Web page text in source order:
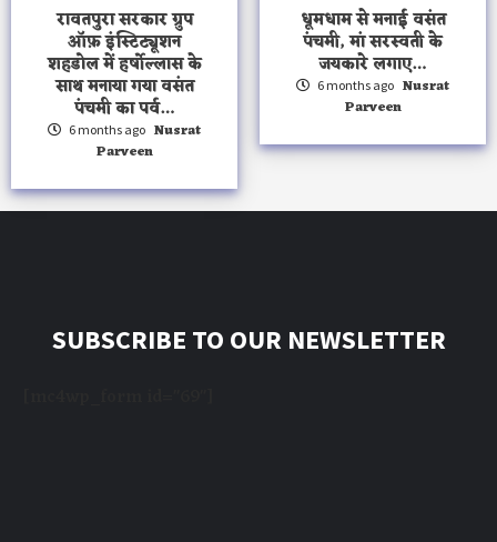
रावतपुरा सरकार ग्रुप
ऑफ़ इंस्टिट्यूशन
शहडोल में हर्षोल्लास के
साथ मनाया गया वसंत
पंचमी का पर्व…
6 months ago Nusrat
Parveen
धूमधाम से मनाई वसंत
पंचमी, मां सरस्वती के
जयकारे लगाए…
6 months ago Nusrat
Parveen
SUBSCRIBE TO OUR NEWSLETTER